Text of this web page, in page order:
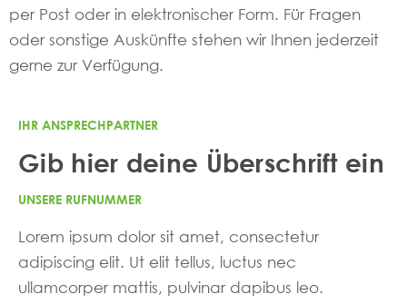
per Post oder in elektronischer Form. Für Fragen
oder sonstige Auskünfte stehen wir Ihnen jederzeit
gerne zur Verfügung.
IHR ANSPRECHPARTNER
Gib hier deine Überschrift ein
UNSERE RUFNUMMER
Lorem ipsum dolor sit amet, consectetur
adipiscing elit. Ut elit tellus, luctus nec
ullamcorper mattis, pulvinar dapibus leo.